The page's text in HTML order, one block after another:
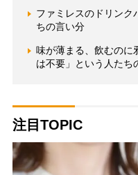
ファミレスのドリンク
ちの言い分
味が薄まる、飲むの
は不要」という人たち
注目TOPIC